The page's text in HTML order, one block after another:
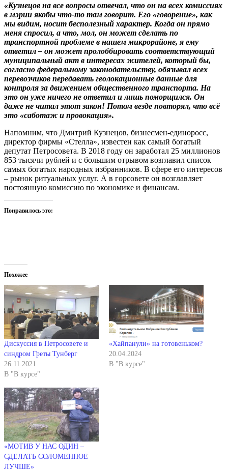
«Кузнецов на все вопросы отвечал, что он на всех комиссиях
в мэрии якобы что-то там говорит. Его «говорение», как
мы видим, носит бесполезный характер. Когда он прямо
меня спросил, а что, мол, он может сделать по
транспортной проблеме в нашем микрорайоне, я ему
ответил – он может пролоббировать соответствующий
муниципальный акт в интересах жителей, который бы,
согласно федеральному законодательству, обязывал всех
перевозчиков передавать геолокационные данные для
контроля за движением общественного транспорта. На
это он уже ничего не ответил и лишь поморщился. Он
даже не читал этот закон! Потом везде повторял, что всё
это «саботаж и провокация».
Напомним, что Дмитрий Кузнецов, бизнесмен-единоросс,
директор фирмы «Стелла», известен как самый богатый
депутат Петросовета. В 2018 году он заработал 25 миллионов
853 тысячи рублей и с большим отрывом возглавил список
самых богатых народных избранников. В сфере его интересов
– рынок ритуальных услуг. А в горсовете он возглавляет
постоянную комиссию по экономике и финансам.
Понравилось это:
Похожее
Дискуссия в Петросовете и
синдром Греты Тунберг
26.11.2021
В "В курсе"
«Хайпанули» на готовеньком?
20.04.2024
В "В курсе"
«МОТИВ У НАС ОДИН –
СДЕЛАТЬ СОЛОМЕННОЕ
ЛУЧШЕ»